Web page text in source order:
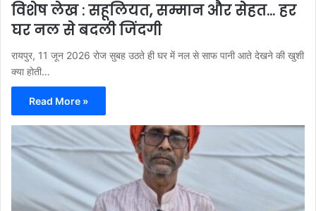
विशेष लेख : सहूलियत, सम्मान और सेहत… हर
घर नल से बदली जिंदगी
रायपुर, 11 जून 2026 रोज सुबह उठते ही घर में नल से साफ पानी आते देखने की खुशी
क्या होती…
Read More »